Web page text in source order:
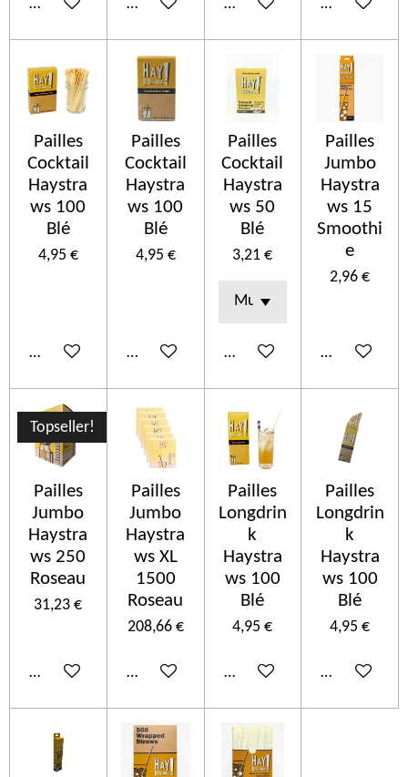
Añadir al carritoAñadir al carritoAñadir al carritoAñadir al
Pailles
Cocktail
Haystra
ws 100
Blé
4,95 €
Añadir al carrito
Pailles
Cocktail
Haystra
ws 100
Blé
4,95 €
Añadir al carrito
Pailles
Cocktail
Haystra
ws 50
Blé
3,21 €
Añadir al carrito
Pailles
Jumbo
Haystra
ws 15
Smoothi
e
2,96 €
Añadir al
Topseller!
Pailles
Jumbo
Haystra
ws 250
Roseau
31,23 €
Añadir al carrito
Pailles
Jumbo
Haystra
ws XL
1500
Roseau
208,66 €
Añadir al carrito
Pailles
Longdrin
k
Haystra
ws 100
Blé
4,95 €
Añadir al carrito
Pailles
Longdrin
k
Haystra
ws 100
Blé
4,95 €
Añadir al